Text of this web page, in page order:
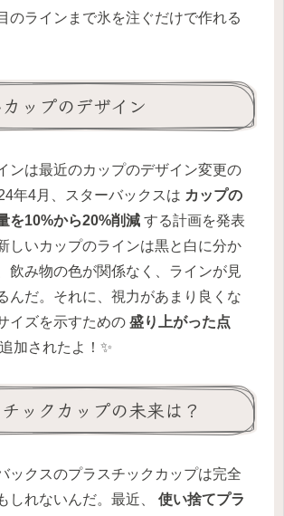
のラインまで氷を注ぐだけで作れる
ップのデザイン
ンは最近のカップのデザイン変更の
年4月、スターバックスは カップの
を10%から20%削減 する計画を発表
しいカップのラインは黒と白に分か
飲み物の色が関係なく、ラインが見
んだ。それに、視力があまり良くな
イズを示すための 盛り上がった点
加されたよ！✨
ックカップの未来は？
ックスのプラスチックカップは完全
しれないんだ。最近、 使い捨てプラ